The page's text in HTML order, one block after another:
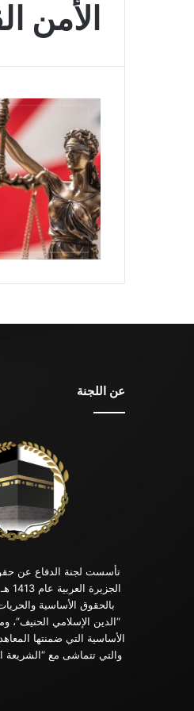
الأمن
عن اللجنة
تأسست لجنة الدفاع عن
بالحقوق الأساسية
“الدين الإسلامي الحنيف”،
الأساسية التي ضمنتها
والتي تتماشى مع “الشريعة